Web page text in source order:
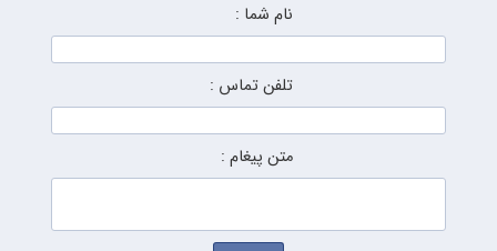
نام شما :
تلفن تماس :
متن پیغام :